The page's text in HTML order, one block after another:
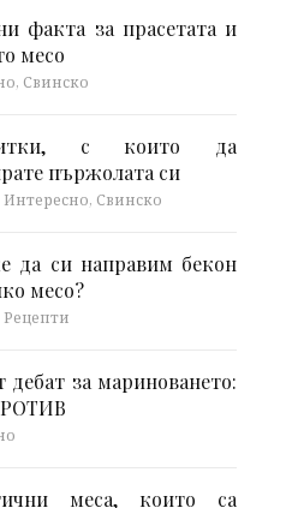
факта за прасетата и
месо
Свинско
с които да
пържолата си
Интересно, Свинско
да си направим бекон
месо?
Рецепти
дебат за мариноването:
меса, които са